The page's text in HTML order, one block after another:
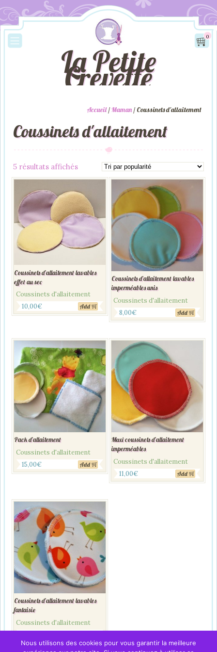
La Petite
Crevette
0
Accueil/ Maman / Coussinets d'allaitement
Coussinets d'allaitement
5 résultats affichésTrié
par
Coussinets d’allaitement lavables
effet au sec
Coussinets d'allaitement
10,00€ Add
Coussinets d’allaitement lavables
imperméables unis
Coussinets d'allaitement
8,00€ Add
Pack d’allaitement
Coussinets d'allaitement
15,00€ Add
Maxi coussinets d’allaitement
imperméables
Coussinets d'allaitement
11,00€ Add
Coussinets d’allaitement lavables
fantaisie
Coussinets d'allaitement
Nous utilisons des cookies pour vous garantir la meilleure